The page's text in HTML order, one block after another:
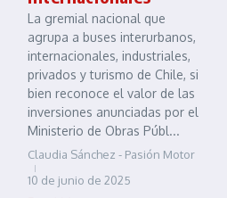
La gremial nacional que
agrupa a buses interurbanos,
internacionales, industriales,
privados y turismo de Chile, si
bien reconoce el valor de las
inversiones anunciadas por el
Ministerio de Obras Públ...
Claudia Sánchez - Pasión Motor
10 de junio de 2025